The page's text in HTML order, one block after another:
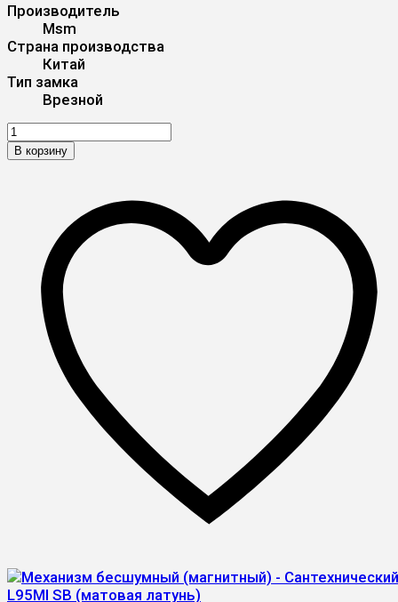
Производитель
Msm
Страна производства
Китай
Тип замка
Врезной
В корзину